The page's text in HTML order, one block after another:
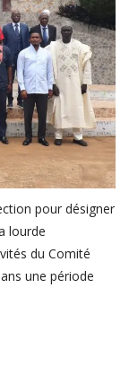
pour désigner
lourde
du Comité
une période